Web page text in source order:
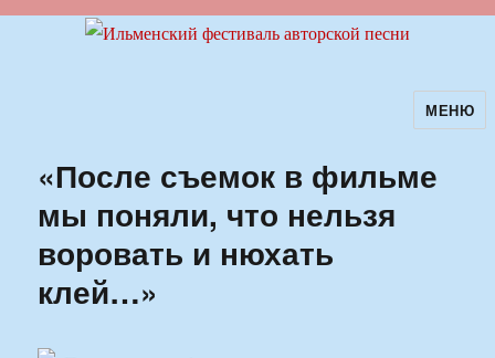
Ильменский фестиваль авторскойМЕНЮ
«После съемок в фильме
мы поняли, что нельзя
воровать и нюхать
клей…»